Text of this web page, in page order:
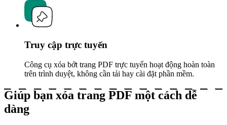
Truy cập trực tuyến
Công cụ xóa bớt trang PDF trực tuyến hoạt động hoàn toàn
trên trình duyệt, không cần tải hay cài đặt phần mềm.
Giúp bạn xóa trang PDF một cách dễ
dàng